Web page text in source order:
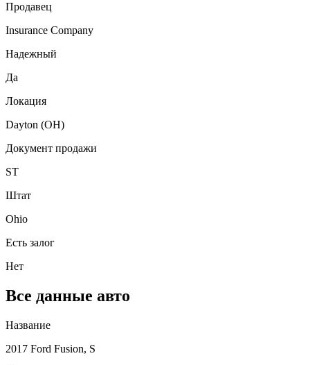
Продавец
Insurance Company
Надежный
Да
Локация
Dayton (OH)
Документ продажи
ST
Штат
Ohio
Есть залог
Нет
Все данные авто
Название
2017 Ford Fusion, S